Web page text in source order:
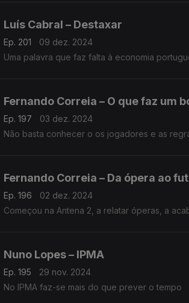
Luís Cabral – Destaxar
Ep. 201
09 dez. 2024
Uma palavra que faz falta à economia
Fernando Correia – O que faz um
Ep. 197
03 dez. 2024
Não basta conhecer o os jogadores e as
Fernando Correia – Da ópera ao
Ep. 196
02 dez. 2024
Começou na Antena 2, a relatar óperas, a
Nuno Lopes – IPMA
Ep. 195
29 nov. 2024
No IPMA faz-se mais do que prever o tempo